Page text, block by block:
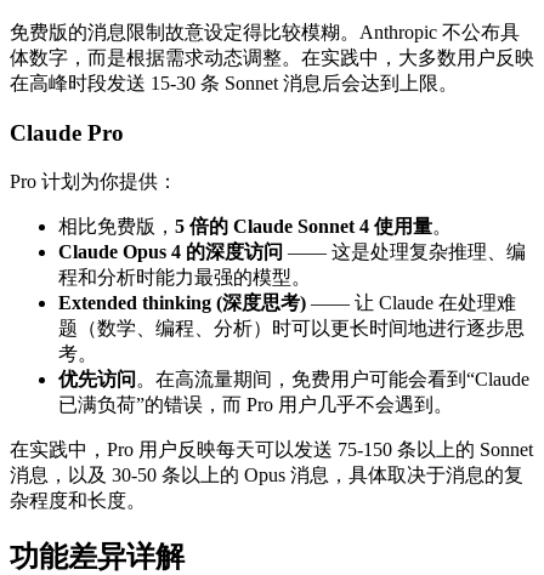
免费版的消息限制故意设定得比较模糊。Anthropic 不公布具
体数字，而是根据需求动态调整。在实践中，大多数用户反映
在高峰时段发送 15-30 条 Sonnet 消息后会达到上限。
Claude Pro
Pro 计划为你提供：
相比免费版， 5 倍的 Claude Sonnet 4 使用量。
Claude Opus 4 的深度访问 —— 这是处理复杂推理、编
程和分析时能力最强的模型。
Extended thinking (深度思考) —— 让 Claude 在处理难
题（数学、编程、分析）时可以更长时间地进行逐步思
考。
优先访问 。在高流量期间，免费用户可能会看到“Claude
已满负荷”的错误，而 Pro 用户几乎不会遇到。
在实践中，Pro 用户反映每天可以发送 75-150 条以上的 Sonnet
消息，以及 30-50 条以上的 Opus 消息，具体取决于消息的复
杂程度和长度。
功能差异详解